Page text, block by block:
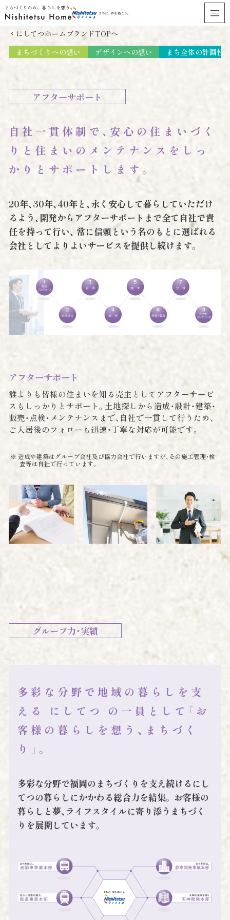
chevron_left にしてつホームブランドTOPへ
まちづくりへの想い
デザインへの想い まち全体の計画性
アフターサポート
自社一貫体制で、安心の住まいづく
りと住まいのメンテナンスをしっ
かりとサポートします。
20年、30年、40年と、永く安心して暮らしていただけ
るよう、開発からアフターサポートまで全て自社で責
任を持って行い、 常に信頼という名のもとに選ばれる
会社としてよりよいサービスを提供し続けます。
アフターサポート
誰よりも皆様の住まいを知る売主としてアフターサービ
スもしっかりとサポート。土地探しから造成・設計・建築・
販売・点検・メンテナンスまで、自社で一貫して行うため、
ご入居後のフォローも迅速・丁寧な対応が可能です。
造成や建築はグループ会社及び協力会社で行いますが、その施工管理・検
査等は自社で行っています。
グループ力・実績
多彩な分野で地域の暮らしを支
える にしてつ の一員として 「お
客様の暮らしを想う、まちづく
り」。
多彩な分野で福岡のまちづくりを支え続けるにし
てつの暮らしにかかわる総合力を結集。 お客様の
暮らしと夢、ライフスタイルに寄り添うまちづく
りを展開しています。